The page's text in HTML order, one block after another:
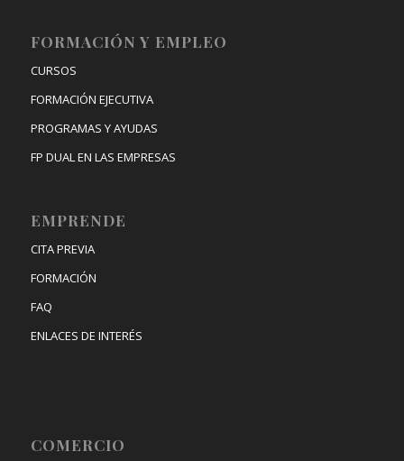
FORMACIÓN Y EMPLEO
CURSOS
FORMACIÓN EJECUTIVA
PROGRAMAS Y AYUDAS
FP DUAL EN LAS EMPRESAS
EMPRENDE
CITA PREVIA
FORMACIÓN
FAQ
ENLACES DE INTERÉS
COMERCIO